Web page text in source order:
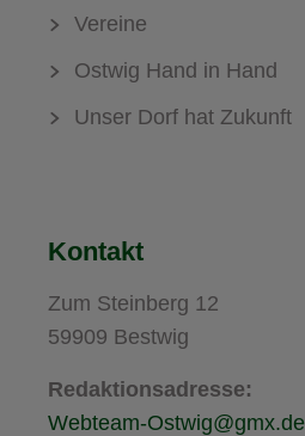
Vereine
Ostwig Hand in Hand
Unser Dorf hat Zukunft
Kontakt
Zum Steinberg 12
59909 Bestwig
Redaktionsadresse:
Webteam-Ostwig@gmx.de